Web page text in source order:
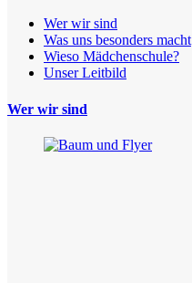
Wer wir sind
Was uns besonders macht
Wieso Mädchenschule?
Unser Leitbild
Wer wir sind